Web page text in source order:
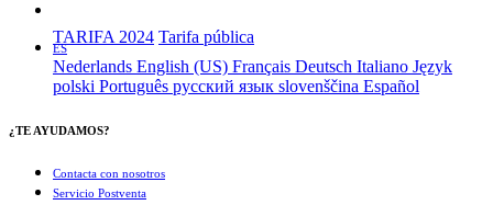
TARIFA 2024 Tarifa pública
ES
Nederlands English (US) Français Deutsch Italiano Język
polski Português русский язык slovenščina Español
¿TE AYUDAMOS?
Contacta con nosotros
Servicio Postventa